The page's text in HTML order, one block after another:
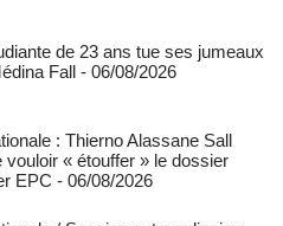
de 23 ans tue ses jumeaux
Fall - 06/08/2026
: Thierno Alassane Sall
« étouffer » le dossier
EPC - 06/08/2026